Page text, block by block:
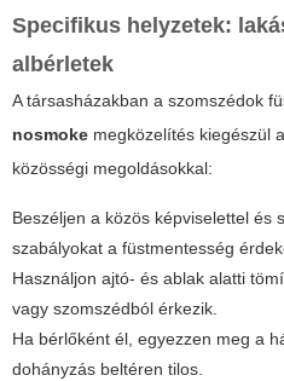
Specifikus helyzetek:
albérletek
A társasházakban a szomszédok
nosmoke megközelítés kiegészül
közösségi megoldásokkal:
Beszéljen a közös képviselettel és
szabályokat a füstmentesség
Használjon ajtó- és ablak alatti
vagy szomszédból érkezik.
Ha bérlőként él, egyezzen meg a
dohányzás beltéren tilos.